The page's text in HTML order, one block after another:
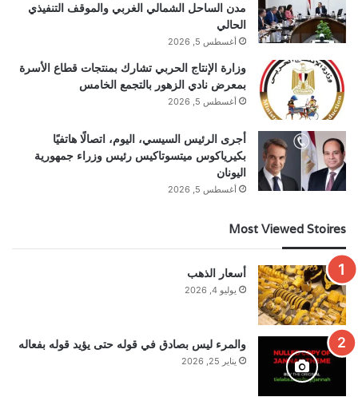
مدن الساحل الشمالي الغربي والموقف التنفيذي
الحالي
أغسطس 5, 2026
وزارة الإنتاج الحربي تشارك بمنتجات قطاع الأسرة
بمعرض نادي الزهور بالتجمع الخامس
أغسطس 5, 2026
أجرى الرئيس السيسي، اليوم، اتصالًا هاتفيًا
بكيرياكوس ميتسوتاكيس رئيس وزراء جمهورية
اليونان
أغسطس 5, 2026
Most Viewed Stoires
أسعار الذهب
يوليو 4, 2026
والمرء ليس بصادق في قوله حتى يؤيد قوله بفعاله
يناير 25, 2026